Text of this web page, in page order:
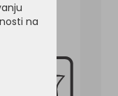
na